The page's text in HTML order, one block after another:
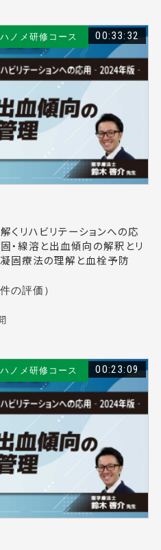
ハノメ研修コース 00:33:32
くリハビリテーションへの応
線溶と出血傾向の解釈とリ
固療法の理解と血栓予防
件の評価）
ハノメ研修コース 00:23:09